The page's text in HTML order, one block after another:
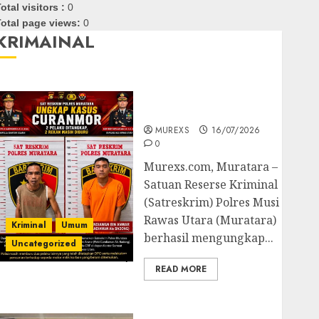
visitors : 0
page views: 0
Kriminal
Umum
Uncategorized
MUREXS
16/07/2026
0
Murexs.com, Muratara –
Satuan Reserse Kriminal
(Satreskrim) Polres Musi
Rawas Utara (Muratara)
berhasil mengungkap...
READ MORE